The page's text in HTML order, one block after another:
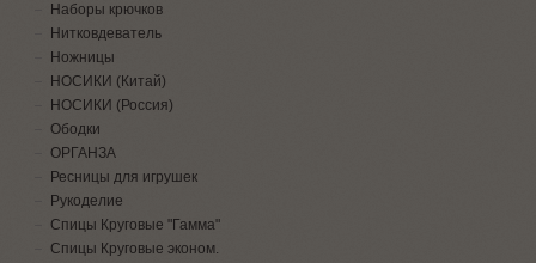
Наборы крючков
Нитковдеватель
Ножницы
НОСИКИ (Китай)
НОСИКИ (Россия)
Ободки
ОРГАНЗА
Ресницы для игрушек
Рукоделие
Спицы Круговые "Гамма"
Спицы Круговые эконом.